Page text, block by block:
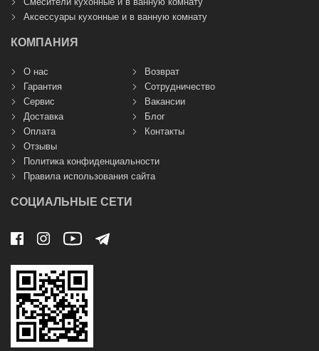
Аксессуары кухонные и в ванную комнату
КОМПАНИЯ
О нас
Гарантия
Сервис
Доставка
Оплата
Возврат
Сотрудничество
Вакансии
Блог
Контакты
Отзывы
Политика конфиденциальности
Правила использования сайта
СОЦИАЛЬНЫЕ СЕТИ